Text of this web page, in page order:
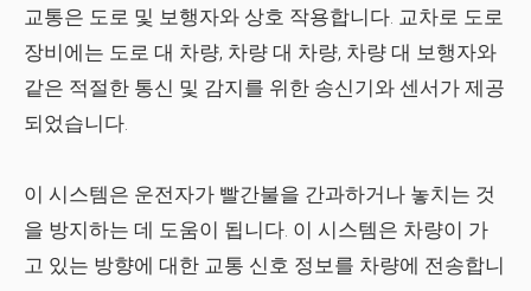
교통은 도로 및 보행자와 상호 작용합니다. 교차로 도로
장비에는 도로 대 차량, 차량 대 차량, 차량 대 보행자와
같은 적절한 통신 및 감지를 위한 송신기와 센서가 제공
되었습니다.
이 시스템은 운전자가 빨간불을 간과하거나 놓치는 것
을 방지하는 데 도움이 됩니다. 이 시스템은 차량이 가
고 있는 방향에 대한 교통 신호 정보를 차량에 전송합니